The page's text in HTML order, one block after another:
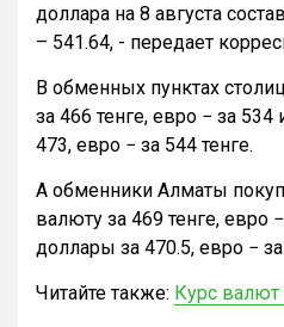
доллара на 8 августа
– 541.64, - передает
В обменных пунктах
за 466 тенге, евро − за
473, евро − за 544 тенге.
А обменники Алматы
валюту за 469 тенге, евро
доллары за 470.5, евро − за
Читайте также: Курс валют